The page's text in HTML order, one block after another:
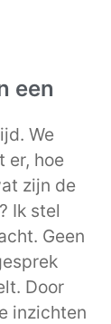
een
We
er, hoe
zijn de
Ik stel
Geen
Door
inzichten